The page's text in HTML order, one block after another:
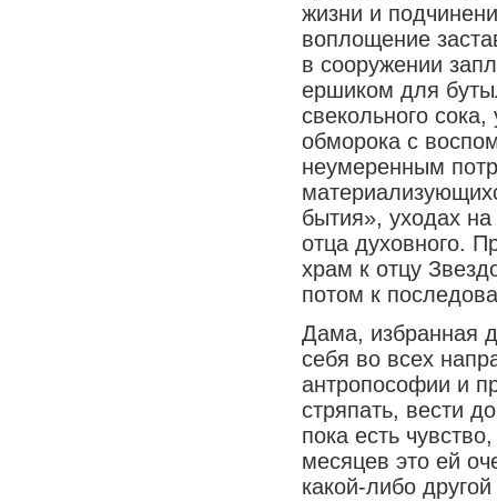
жизни и
воплощение
в сооружении
ершиком для
свекольного
обморока с
неумеренным
бытия», уходах
отца духовного.
храм к отцу
потом к
Дама, избранная
себя во всех
антропософии и
стряпать, вести
пока есть
месяцев это ей
какой-либо